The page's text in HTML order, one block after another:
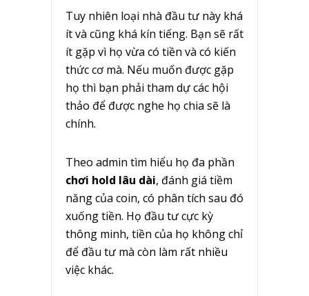
Tuy nhiên loại nhà đầu tư này khá
ít và cũng khá kín tiếng. Bạn sẽ rất
ít gặp vì họ vừa có tiền và có kiến
thức cơ mà. Nếu muốn được gặp
họ thì bạn phải tham dự các hội
thảo để được nghe họ chia sẽ là
chính.
Theo admin tìm hiểu họ đa phần
chơi hold lâu dài, đánh giá tiềm
năng của coin, có phân tích sau đó
xuống tiền. Họ đầu tư cực kỳ
thông minh, tiền của họ không chỉ
để đầu tư mà còn làm rất nhiều
việc khác.